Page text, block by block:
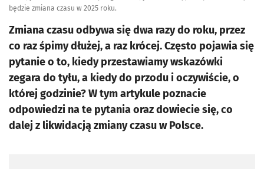
będzie zmiana czasu w 2025 roku.
Zmiana czasu odbywa się dwa razy do roku, przez
co raz śpimy dłużej, a raz krócej. Często pojawia się
pytanie o to, kiedy przestawiamy wskazówki
zegara do tyłu, a kiedy do przodu i oczywiście, o
której godzinie? W tym artykule poznacie
odpowiedzi na te pytania oraz dowiecie się, co
dalej z likwidacją zmiany czasu w Polsce.